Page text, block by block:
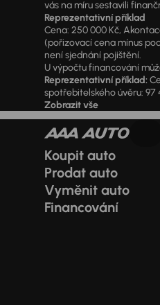
vás na míru sestavili
Reprezentativní příklad
Cena: 250 000 Kč,
(pořizovací cena mínus
není sjednání pojištění.
U výpočtu financování
Reprezentativní příklad:
spotřebitelského úvěru: 97
Zobrazit vše
Koupit auto
Prodat auto
Vyměnit auto
Financování